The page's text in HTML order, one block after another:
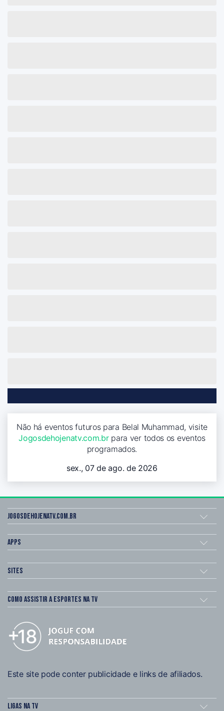
Não há eventos futuros para Belal Muhammad, visite
Jogosdehojenatv.com.brpara ver todos os eventos
programados.
sex., 07 de ago. de 2026
Jogosdehojenatv.com.br
Apps
Sites
Como assistir a esportes na TV
Este site pode conter publicidade e links de afiliados.
Ligas na TV